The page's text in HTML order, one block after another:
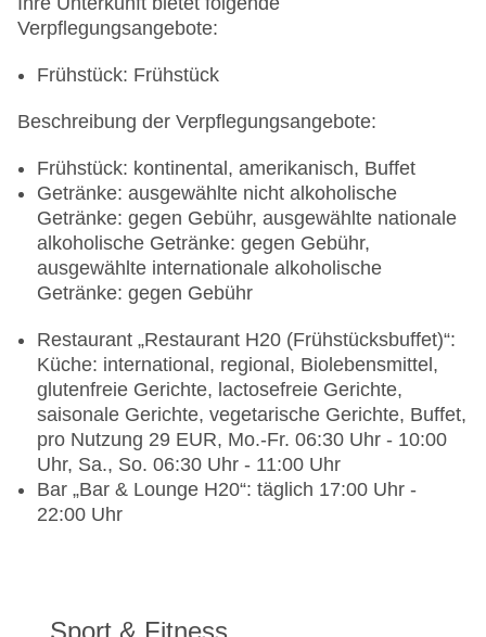
Verpflegungsangebote:
Frühstück: Frühstück
Beschreibung der Verpflegungsangebote:
Frühstück: kontinental, amerikanisch, Buffet
Getränke: ausgewählte nicht alkoholische
Getränke: gegen Gebühr, ausgewählte nationale
alkoholische Getränke: gegen Gebühr,
ausgewählte internationale alkoholische
Getränke: gegen Gebühr
Restaurant „Restaurant H20 (Frühstücksbuffet)“:
Küche: international, regional, Biolebensmittel,
glutenfreie Gerichte, lactosefreie Gerichte,
saisonale Gerichte, vegetarische Gerichte, Buffet,
pro Nutzung 29 EUR, Mo.-Fr. 06:30 Uhr - 10:00
Uhr, Sa., So. 06:30 Uhr - 11:00 Uhr
Bar „Bar & Lounge H20“: täglich 17:00 Uhr -
22:00 Uhr